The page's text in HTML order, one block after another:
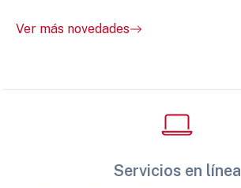
Ver más novedades
Servicios en línea